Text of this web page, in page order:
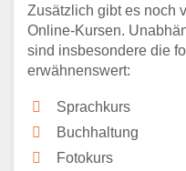
Zusätzlich gibt es noch
Online-Kursen.
sind insbesondere die
erwähnenswert:
Sprachkurs
Buchhaltung
Fotokurs